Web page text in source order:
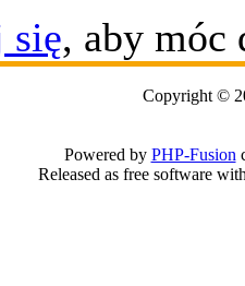
się, aby móc
Copyright ©
Powered by PHP-Fusion
Released as free software